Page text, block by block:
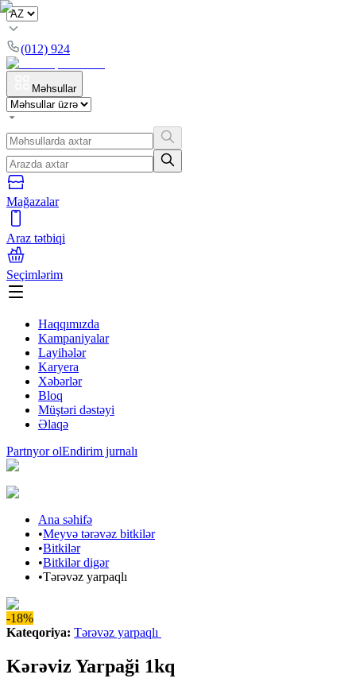
(012) 924
Məhsullar
Mağazalar
Araz tətbiqi
Seçimlərim
Haqqımızda
Kampaniyalar
Layihələr
Karyera
Xəbərlər
Bloq
Müştəri dəstəyi
Əlaqə
Partnyor olEndirim jurnalı
Ana səhifə
•Meyvə tərəvəz bitkilər
•Bitkilər
•Bitkilər digər
•Tərəvəz yarpaqlı
-18%
Kateqoriya: Tərəvəz yarpaqlı
Kərəviz Yarpaği 1kq